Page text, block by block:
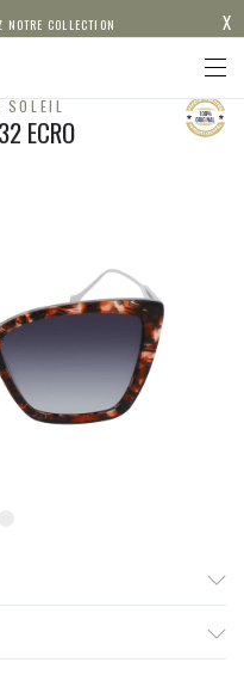
NOTRE COLLECTION X
SOLEIL
ECRO